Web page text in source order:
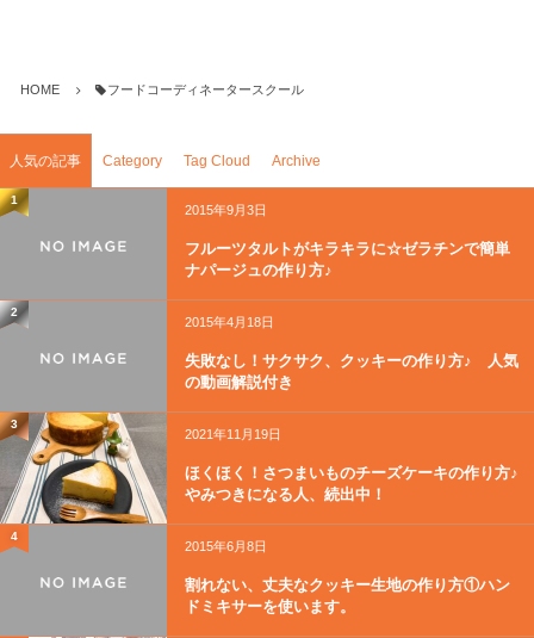
HOME フードコーディネータースクール
人気の記事 Category Tag Cloud Archive
1
2015年9月3日
フルーツタルトがキラキラに☆ゼラチンで簡単
ナパージュの作り方♪
2
2015年4月18日
失敗なし！サクサク、クッキーの作り方♪ 人気
の動画解説付き
3
2021年11月19日
ほくほく！さつまいものチーズケーキの作り方♪
やみつきになる人、続出中！
4
2015年6月8日
割れない、丈夫なクッキー生地の作り方①ハン
ドミキサーを使います。